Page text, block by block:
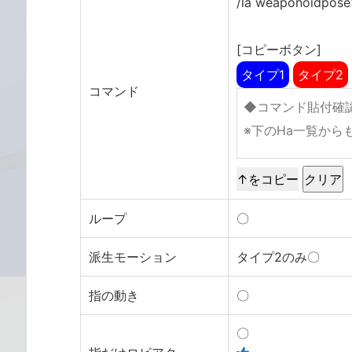
コマンド
[コピーボタン]
タイプ1
タイプ2
↑をコピー
ループ 〇
派生モーション タイプ2のみ〇
指の動き 〇
〇